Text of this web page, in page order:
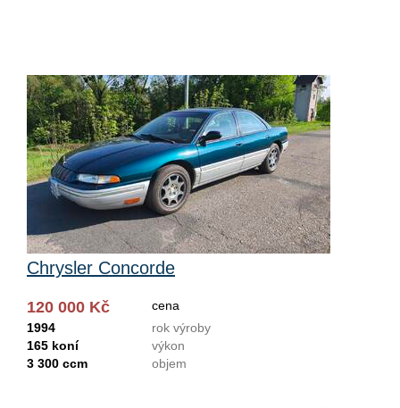
Chrysler Concorde
120 000 Kč
cena
1994
rok výroby
165 koní
výkon
3 300 ccm
objem